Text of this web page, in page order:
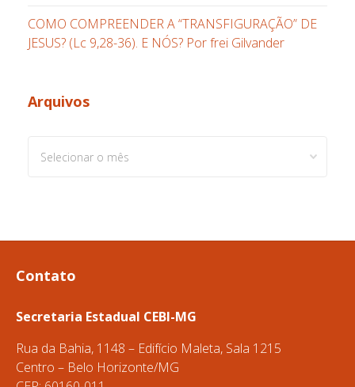
COMO COMPREENDER A “TRANSFIGURAÇÃO” DE
JESUS? (Lc 9,28-36). E NÓS? Por frei Gilvander
Arquivos
Contato
Secretaria Estadual CEBI-MG
Rua da Bahia, 1148 – Edifício Maleta, Sala 1215
Centro – Belo Horizonte/MG